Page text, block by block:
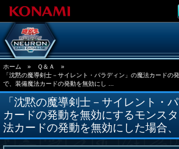
ホーム » Ｑ＆Ａ
»
「沈黙の魔導剣士－サイレント・パラディン」の魔法カードの
で、装備魔法カードの発動を無効にし ...
「沈黙の魔導剣士－サイレント・
カードの発動を無効にするモンス
法カードの発動を無効にした場合